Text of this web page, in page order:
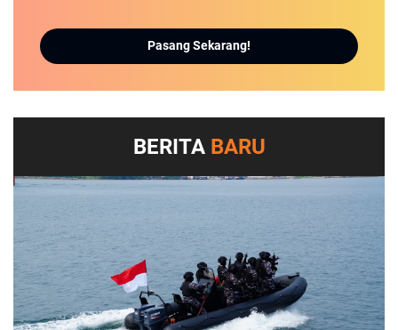
Pasang Sekarang!
BERITA BARU